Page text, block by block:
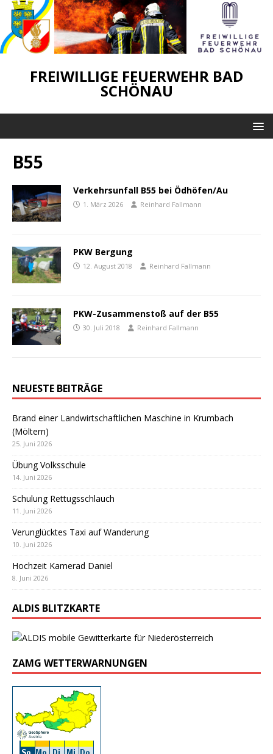
FREIWILLIGE FEUERWEHR BAD
SCHÖNAU
B55
Verkehrsunfall B55 bei Ödhöfen/Au
1. März 2026 Reinhard Fallmann
PKW Bergung
12. August 2018 Reinhard Fallmann
PKW-Zusammenstoß auf der B55
30. Juli 2018 Reinhard Fallmann
NEUESTE BEITRÄGE
Brand einer Landwirtschaftlichen Maschine in Krumbach
(Möltern)
25. Juni 2026
Übung Volksschule
14. Juni 2026
Schulung Rettugsschlauch
11. Juni 2026
Verunglücktes Taxi auf Wanderung
10. Juni 2026
Hochzeit Kamerad Daniel
8. Juni 2026
ALDIS BLITZKARTE
ZAMG WETTERWARNUNGEN